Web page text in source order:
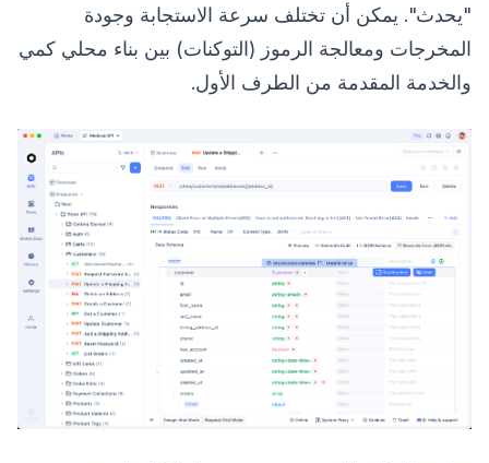
"يحدث". يمكن أن تختلف سرعة الاستجابة وجودة
المخرجات ومعالجة الرموز (التوكنات) بين بناء محلي كمي
والخدمة المقدمة من الطرف الأول.